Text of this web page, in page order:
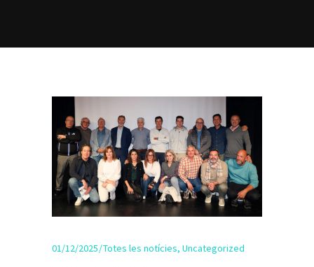
01/12/2025 Totes les notícies, Uncategorized